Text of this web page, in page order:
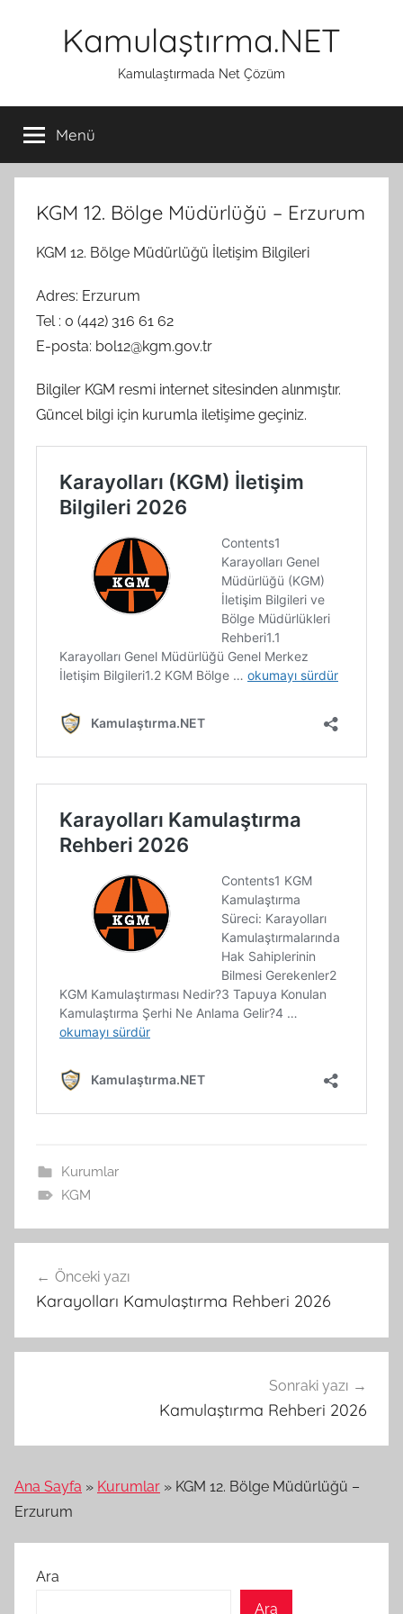
Kamulaştırma.NET
Kamulaştırmada Net Çözüm
Menü
KGM 12. Bölge Müdürlüğü – Erzurum
KGM 12. Bölge Müdürlüğü İletişim Bilgileri
Adres: Erzurum
Tel : 0 (442) 316 61 62
E-posta: bol12@kgm.gov.tr
Bilgiler KGM resmi internet sitesinden alınmıştır.
Güncel bilgi için kurumla iletişime geçiniz.
Kurumlar
KGM
gezinmesi
Önceki yazı
Karayolları Kamulaştırma Rehberi 2026
Sonraki yazı
Kamulaştırma Rehberi 2026
Ana Sayfa » Kurumlar » KGM 12. Bölge Müdürlüğü –
Erzurum
Ara
Ara